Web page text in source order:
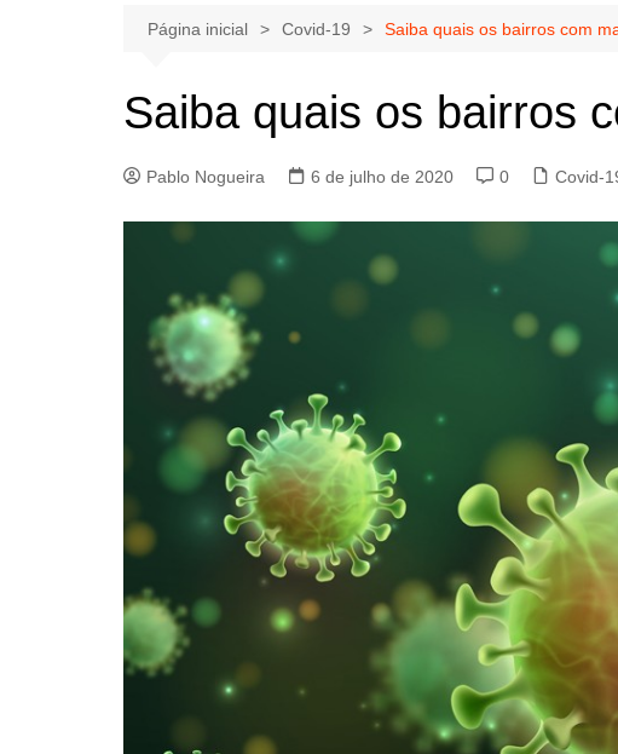
Página inicial Covid-19 Saiba quais os bairros com
Saiba quais os bairros
Pablo Nogueira 6 de julho de 2020 0 Covid-